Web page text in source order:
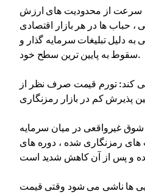
سرعت از محدودیت های ارزش
حباب ها در هر بازار اقتصادی
دلیل تبلیغات سرمایه گذار و
سقوط به پایین ترین سطح خود.
کند: تورم قیمت صرف نظر از
غیرواقعی در میان سرمایه
های رمزنگاری شده ، دوره های
ها ناشی می شود وقتی قیمت